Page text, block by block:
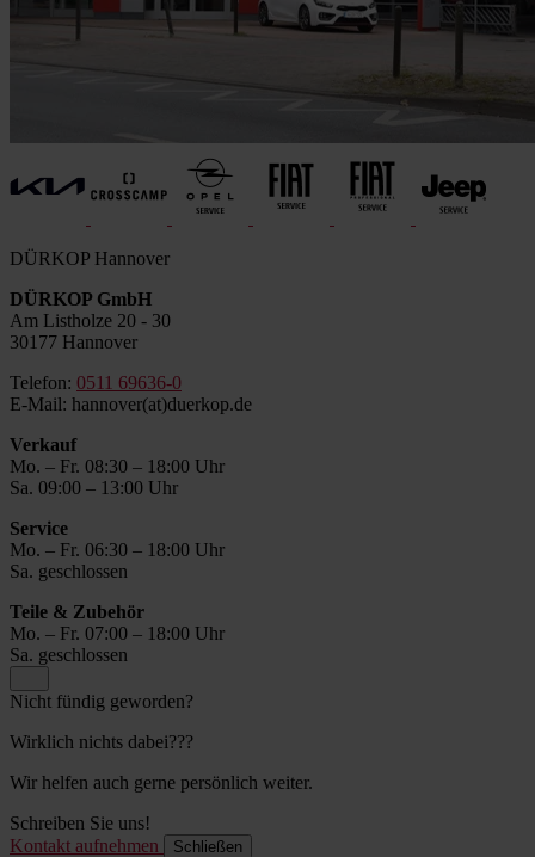
DÜRKOP Hannover
DÜRKOP GmbH
Am Listholze 20 - 30
30177 Hannover
Telefon: 0511 69636-0
E-Mail: hannover(at)duerkop.de
Verkauf
Mo. – Fr. 08:30 – 18:00 Uhr
Sa. 09:00 – 13:00 Uhr
Service
Mo. – Fr. 06:30 – 18:00 Uhr
Sa. geschlossen
Teile & Zubehör
Mo. – Fr. 07:00 – 18:00 Uhr
Sa. geschlossen
Nicht fündig geworden?
Wirklich nichts dabei???
Wir helfen auch gerne persönlich weiter.
Schreiben Sie uns!
Kontakt aufnehmen
Schließen